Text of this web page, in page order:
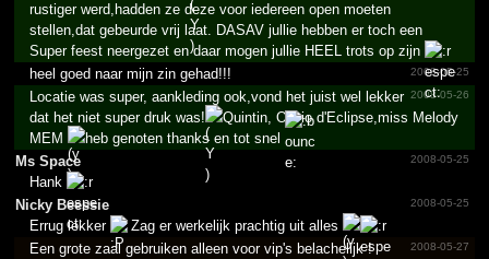
rustiger werd,hadden ze deze voor iedereen open moeten
stellen,dat gebeurde vrij laat. DASAV jullie hebben er toch een
Super feest neergezet en daar mogen jullie HEEL trots op zijn
2008-05-25
heel goed naar mijn zin gehad!!!
2008-05-26
Locatie was super, aankleding ook,vond het juist wel lekker
dat het niet super druk was!
Quintin, Olivio d'Eclipse,miss Melody
MEM
heb genoten thanks en tot snel
Ms Space
2008-05-25
Hank
Nicky Beessie
2008-05-25
Errug lekker Zag er werkelijk prachtig uit alles
2008-05-27
Een grote zaal gebruiken alleen voor vip's belachelijk !